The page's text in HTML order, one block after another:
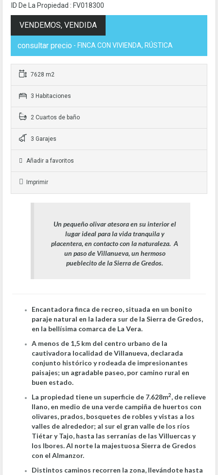
ID De La Propiedad : FV018300
VENDEMOS, VENDIDA
consultar precio - FINCA CON VIVIENDA, RÚSTICA
7628 m2
3 Habitaciones
2 Cuartos de baño
3 Garajes
Añadir a favoritos
Imprimir
Un pequeño olivar atesora en su interior el
lugar ideal para la vida tranquila y
placentera, en contacto con la naturaleza. A
un paso de Villanueva, un hermoso
pueblecito de la Sierra de Gredos.
Encantadora finca de recreo, situada en un bonito
paraje natural en la ladera sur de la Sierra de Gredos,
en la bellísima comarca de La Vera.
A menos de 1,5 km del centro urbano de la
cautivadora localidad de Villanueva, declarada
conjunto histórico y rodeada de impresionantes
paisajes; un agradable paseo, por camino rural en
buen estado.
La propiedad tiene un superficie de 7.628m2, de relieve
llano, en medio de una verde campiña de huertos con
olivares, prados, bosquetes de robles y vistas a los
valles de alrededor; al sur el gran valle de los ríos
Tiétar y Tajo, hasta las serranías de las Villuercas y
los Ibores. Al norte la majestuosa Sierra de Gredos
con el Almanzor.
Distintos caminos recorren la zona, llevándote hasta